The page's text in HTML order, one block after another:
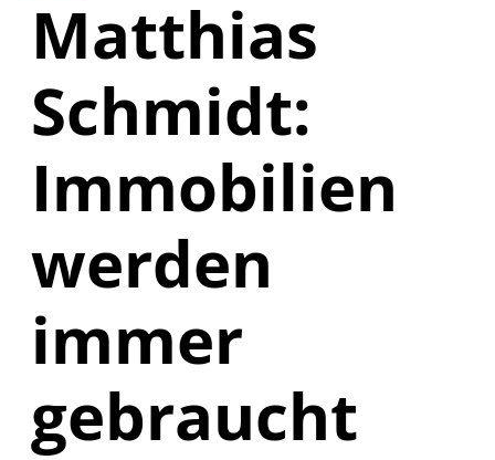
Matthias
Schmidt:
Immobilien
werden
immer
gebraucht